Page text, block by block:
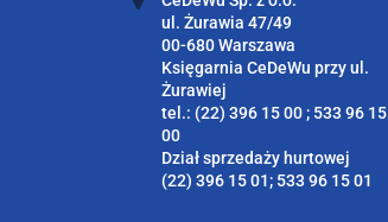
ul. Żurawia 47/49
00-680 Warszawa
Księgarnia CeDeWu przy ul.
Żurawiej
tel.: (22) 396 15 00 ; 533 96 15
00
Dział sprzedaży hurtowej
(22) 396 15 01; 533 96 15 01